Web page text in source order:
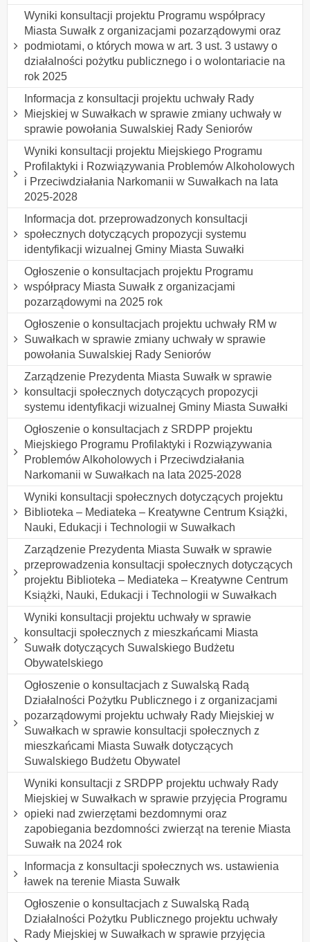
Wyniki konsultacji projektu Programu współpracy
Miasta Suwałk z organizacjami pozarządowymi oraz
podmiotami, o których mowa w art. 3 ust. 3 ustawy o
działalności pożytku publicznego i o wolontariacie na
rok 2025
Informacja z konsultacji projektu uchwały Rady
Miejskiej w Suwałkach w sprawie zmiany uchwały w
sprawie powołania Suwalskiej Rady Seniorów
Wyniki konsultacji projektu Miejskiego Programu
Profilaktyki i Rozwiązywania Problemów Alkoholowych
i Przeciwdziałania Narkomanii w Suwałkach na lata
2025-2028
Informacja dot. przeprowadzonych konsultacji
społecznych dotyczących propozycji systemu
identyfikacji wizualnej Gminy Miasta Suwałki
Ogłoszenie o konsultacjach projektu Programu
współpracy Miasta Suwałk z organizacjami
pozarządowymi na 2025 rok
Ogłoszenie o konsultacjach projektu uchwały RM w
Suwałkach w sprawie zmiany uchwały w sprawie
powołania Suwalskiej Rady Seniorów
Zarządzenie Prezydenta Miasta Suwałk w sprawie
konsultacji społecznych dotyczących propozycji
systemu identyfikacji wizualnej Gminy Miasta Suwałki
Ogłoszenie o konsultacjach z SRDPP projektu
Miejskiego Programu Profilaktyki i Rozwiązywania
Problemów Alkoholowych i Przeciwdziałania
Narkomanii w Suwałkach na lata 2025-2028
Wyniki konsultacji społecznych dotyczących projektu
Biblioteka – Mediateka – Kreatywne Centrum Książki,
Nauki, Edukacji i Technologii w Suwałkach
Zarządzenie Prezydenta Miasta Suwałk w sprawie
przeprowadzenia konsultacji społecznych dotyczących
projektu Biblioteka – Mediateka – Kreatywne Centrum
Książki, Nauki, Edukacji i Technologii w Suwałkach
Wyniki konsultacji projektu uchwały w sprawie
konsultacji społecznych z mieszkańcami Miasta
Suwałk dotyczących Suwalskiego Budżetu
Obywatelskiego
Ogłoszenie o konsultacjach z Suwalską Radą
Działalności Pożytku Publicznego i z organizacjami
pozarządowymi projektu uchwały Rady Miejskiej w
Suwałkach w sprawie konsultacji społecznych z
mieszkańcami Miasta Suwałk dotyczących
Suwalskiego Budżetu Obywatel
Wyniki konsultacji z SRDPP projektu uchwały Rady
Miejskiej w Suwałkach w sprawie przyjęcia Programu
opieki nad zwierzętami bezdomnymi oraz
zapobiegania bezdomności zwierząt na terenie Miasta
Suwałk na 2024 rok
Informacja z konsultacji społecznych ws. ustawienia
ławek na terenie Miasta Suwałk
Ogłoszenie o konsultacjach z Suwalską Radą
Działalności Pożytku Publicznego projektu uchwały
Rady Miejskiej w Suwałkach w sprawie przyjęcia